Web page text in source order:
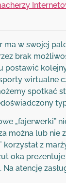
ma w swojej
brak
postawić
wirtualne
spotkać
„fajerwerki”
można lub
korzystał z
oka
Na atencję